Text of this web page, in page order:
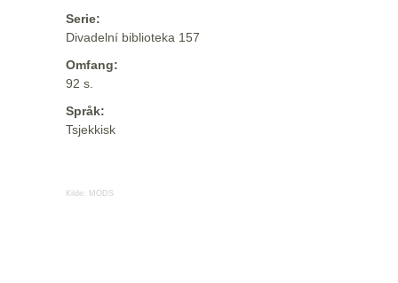
Serie:
Divadelní biblioteka 157
Omfang:
92 s.
Språk:
Tsjekkisk
Kilde: MODS